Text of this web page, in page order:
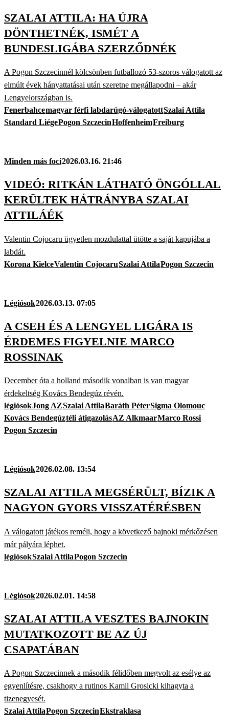
SZALAI ATTILA: HA ÚJRA
DÖNTHETNÉK, ISMÉT A
BUNDESLIGÁBA SZERZŐDNÉK
A Pogon Szczecinnél kölcsönben futballozó 53-szoros válogatott az
elmúlt évek hányattatásai után szeretne megállapodni – akár
Lengyelországban is.
Fenerbahcemagyar férfi labdarúgó-válogatottSzalai Attila
Standard LiégePogon SzczecinHoffenheimFreiburg
Minden más foci2026.03.16. 21:46
VIDEÓ: RITKÁN LÁTHATÓ ÖNGÓLLAL
KERÜLTEK HÁTRÁNYBA SZALAI
ATTILÁÉK
Valentin Cojocaru ügyetlen mozdulattal ütötte a saját kapujába a
labdát.
Korona KielceValentin CojocaruSzalai AttilaPogon Szczecin
Légiósok2026.03.13. 07:05
A CSEH ÉS A LENGYEL LIGÁRA IS
ÉRDEMES FIGYELNIE MARCO
ROSSINAK
December óta a holland második vonalban is van magyar
érdekeltség Kovács Bendegúz révén.
légiósokJong AZSzalai AttilaBaráth PéterSigma Olomouc
Kovács Bendegúztéli átigazolásAZ AlkmaarMarco Rossi
Pogon Szczecin
Légiósok2026.02.08. 13:54
SZALAI ATTILA MEGSÉRÜLT, BÍZIK A
NAGYON GYORS VISSZATÉRÉSBEN
A válogatott játékos reméli, hogy a következő bajnoki mérkőzésen
már pályára léphet.
légiósokSzalai AttilaPogon Szczecin
Légiósok2026.02.01. 14:58
SZALAI ATTILA VESZTES BAJNOKIN
MUTATKOZOTT BE AZ ÚJ
CSAPATÁBAN
A Pogon Szczecinnek a második félidőben megvolt az esélye az
egyenlítésre, csakhogy a rutinos Kamil Grosicki kihagyta a
tizenegyesét.
Szalai AttilaPogon SzczecinEkstraklasa